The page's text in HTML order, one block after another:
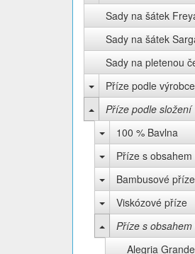
Sady na šátek
Sady na šátek
Sady na pletenou
Příze podle výrobce
Příze podle složení
100 % Bavlna
Příze s
Bambusové příze
Viskózové příze
Příze s obsahem